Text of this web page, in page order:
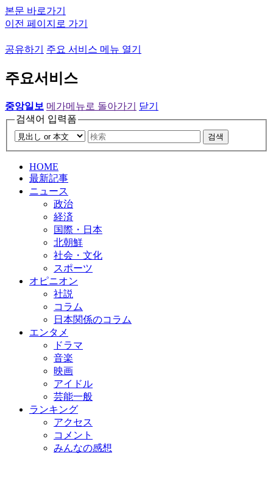
본문 바로가기
이전 페이지로 가기
공유하기 주요 서비스 메뉴 열기
주요서비스
중앙일보 메가메뉴로 돌아가기
닫기
검색어 입력폼
검색
HOME
最新記事
ニュース
政治
経済
国際・日本
北朝鮮
社会・文化
スポーツ
オピニオン
社説
コラム
日本関係のコラム
エンタメ
ドラマ
音楽
映画
アイドル
芸能一般
ランキング
アクセス
コメント
みんなの感想